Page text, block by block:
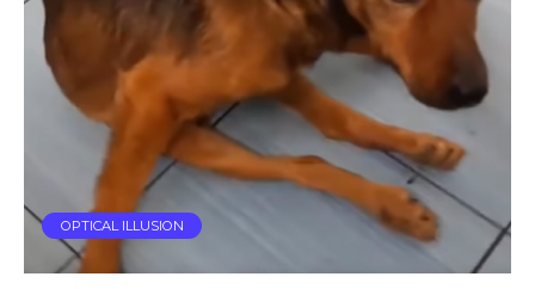
OPTICAL ILLUSION